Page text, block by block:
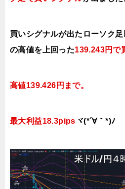
買いシグナルが出たローソク
の高値を上 回った139.243円で
高値139.426円まで。
最大利益18.3pips ヾ(*´∀｀*)ﾉ